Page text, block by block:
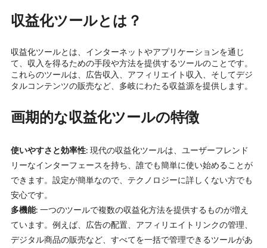
収益化ツールとは？
収益化ツールとは、インターネットやアプリケーションを通じ
て、収入を得るための手段や方法を提供するツールのことです。
これらのツールは、広告収入、アフィリエイト収入、そしてデジ
タルコンテンツの販売など、多岐にわたる収益源を提供します。
画期的な収益化ツールの特徴
使いやすさと効率性: 現代の収益化ツールは、ユーザーフレンド
リーなインターフェースを持ち、誰でも簡単に使い始めることが
できます。設定が簡単なので、テクノロジーに詳しくない方でも
安心です。
多機能: 一つのツールで複数の収益化方法を提供するものが増え
ています。例えば、広告の配置、アフィリエイトリンクの管理、
デジタル商品の販売など、すべてを一括で管理できるツールがあ